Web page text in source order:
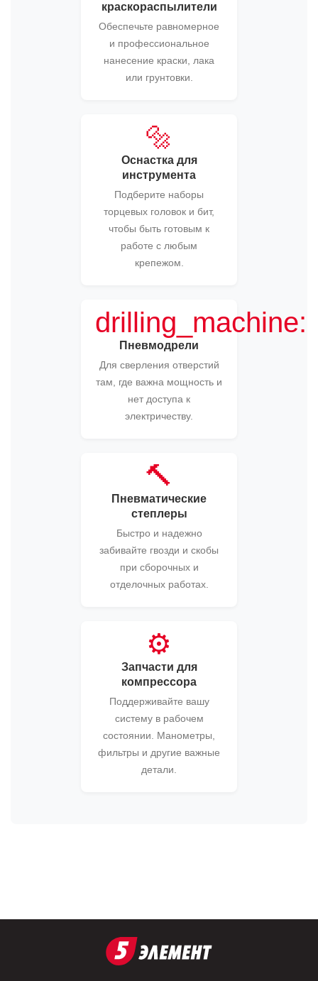
краскораспылители
Обеспечьте равномерное
и профессиональное
нанесение краски, лака
или грунтовки.
🔩
Оснастка для
инструмента
Подберите наборы
торцевых головок и бит,
чтобы быть готовым к
работе с любым
крепежом.
drilling_machine:
Пневмодрели
Для сверления отверстий
там, где важна мощность и
нет доступа к
электричеству.
🔨
Пневматические
степлеры
Быстро и надежно
забивайте гвозди и скобы
при сборочных и
отделочных работах.
⚙️
Запчасти для
компрессора
Поддерживайте вашу
систему в рабочем
состоянии. Манометры,
фильтры и другие важные
детали.